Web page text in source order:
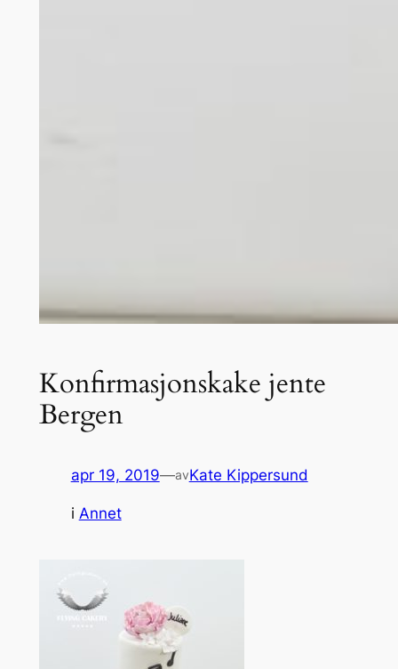
Konfirmasjonskake jente
Bergen
apr 19, 2019—avKate Kippersund
i Annet